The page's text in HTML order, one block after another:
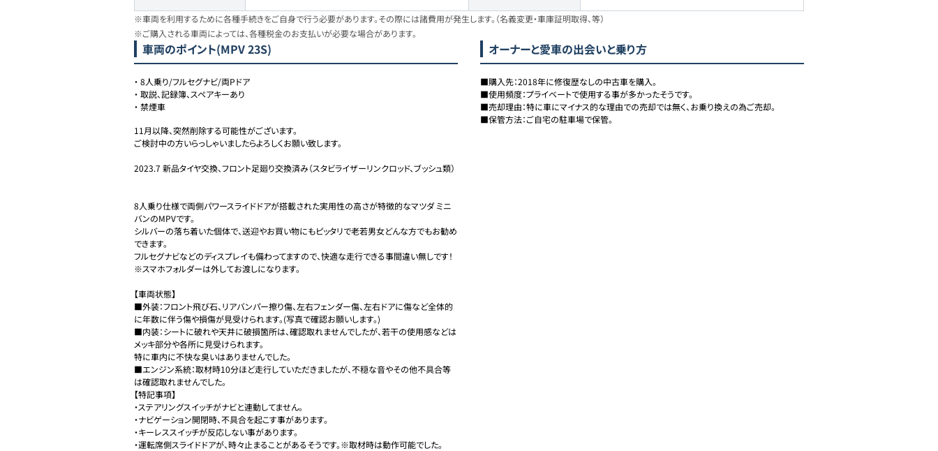
※車両を利用するために各種手続きをご自身で行う必要があります。その際には諸費用が発生します。（名義変更・車庫証明取得、等）
※ご購入される車両によっては、各種税金のお支払いが必要な場合があります。
車両のポイント(MPV 23S)
・ 8人乗り/フルセグナビ/両Pドア
・ 取説、記録簿、スペアキーあり
・ 禁煙車
11月以降、突然削除する可能性がございます。
ご検討中の方いらっしゃいましたらよろしくお願い致します。
2023.7 新品タイヤ交換、フロント足廻り交換済み（スタビライザーリンクロッド、ブッシュ類）
8人乗り仕様で両側パワースライドドアが搭載された実用性の高さが特徴的なマツダ ミニ
バンのMPVです。
シルバーの落ち着いた個体で、送迎やお買い物にもピッタリで老若男女どんな方でもお勧め
できます。
フルセグナビなどのディスプレイも備わってますので、快適な走行できる事間違い無しです！
※スマホフォルダーは外してお渡しになります。
【車両状態】
■外装：フロント飛び石、リアバンパー擦り傷、左右フェンダー傷、左右ドアに傷など全体的
に年数に伴う傷や損傷が見受けられます。(写真で確認お願いします。)
■内装：シートに破れや天井に破損箇所は、確認取れませんでしたが、若干の使用感などは
メッキ部分や各所に見受けられます。
特に車内に不快な臭いはありませんでした。
■エンジン系統：取材時10分ほど走行していただきましたが、不穏な音やその他不具合等
は確認取れませんでした。
【特記事項】
・ステアリングスイッチがナビと連動してません。
・ナビゲーション開閉時、不具合を起こす事があります。
・キーレススイッチが反応しない事があります。
・運転席側スライドドアが、時々止まることがあるそうです。※取材時は動作可能でした。
オーナーと愛車の出会いと乗り方
■購入先：2018年に修復歴なしの中古車を購入。
■使用頻度：プライベートで使用する事が多かったそうです。
■売却理由：特に車にマイナス的な理由での売却では無く、お乗り換えの為ご売却。
■保管方法：ご自宅の駐車場で保管。